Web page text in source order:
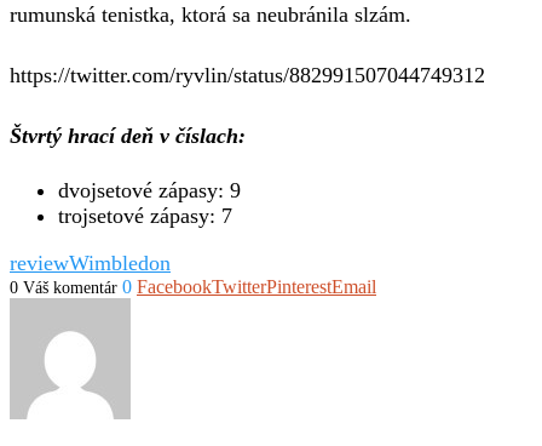
rumunská tenistka, ktorá sa neubránila slzám.
https://twitter.com/ryvlin/status/882991507044749312
Štvrtý hrací deň v číslach:
dvojsetové zápasy: 9
trojsetové zápasy: 7
reviewWimbledon
0 Váš komentár 0 FacebookTwitterPinterestEmail